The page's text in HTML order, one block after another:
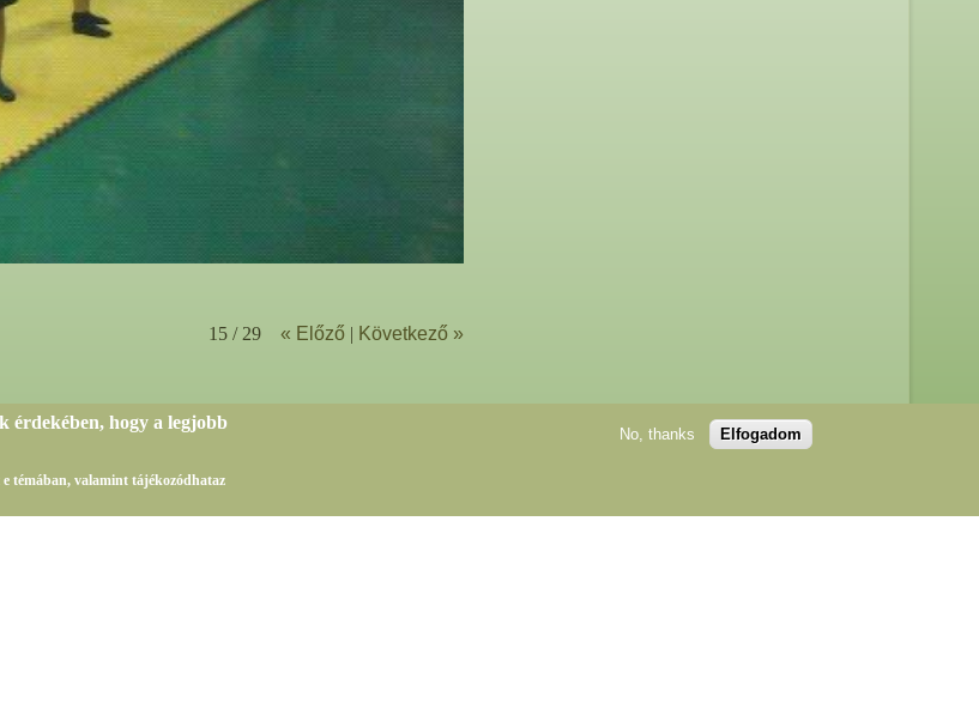
15 / 29 « Előző| Következő »
érdekében, hogy a legjobb
témában, valamint tájékozódhataz
No, thanks Elfogadom